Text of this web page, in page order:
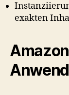
exakten